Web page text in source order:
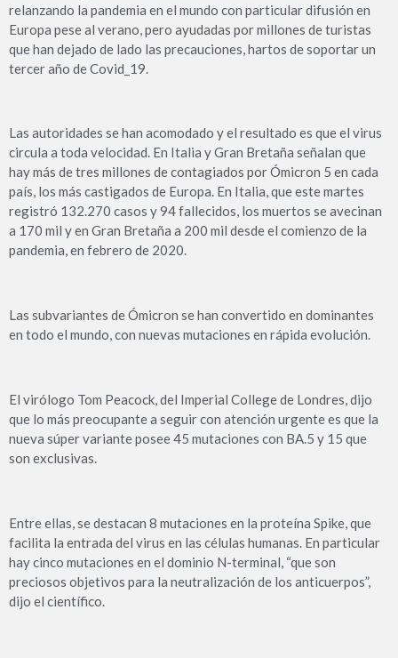
relanzando la pandemia en el mundo con particular difusión en
Europa pese al verano, pero ayudadas por millones de turistas
que han dejado de lado las precauciones, hartos de soportar un
tercer año de Covid_19.
Las autoridades se han acomodado y el resultado es que el virus
circula a toda velocidad. En Italia y Gran Bretaña señalan que
hay más de tres millones de contagiados por Ómicron 5 en cada
país, los más castigados de Europa. En Italia, que este martes
registró 132.270 casos y 94 fallecidos, los muertos se avecinan
a 170 mil y en Gran Bretaña a 200 mil desde el comienzo de la
pandemia, en febrero de 2020.
Las subvariantes de Ómicron se han convertido en dominantes
en todo el mundo, con nuevas mutaciones en rápida evolución.
El virólogo Tom Peacock, del Imperial College de Londres, dijo
que lo más preocupante a seguir con atención urgente es que la
nueva súper variante posee 45 mutaciones con BA.5 y 15 que
son exclusivas.
Entre ellas, se destacan 8 mutaciones en la proteína Spike, que
facilita la entrada del virus en las células humanas. En particular
hay cinco mutaciones en el dominio N-terminal, “que son
preciosos objetivos para la neutralización de los anticuerpos”,
dijo el científico.